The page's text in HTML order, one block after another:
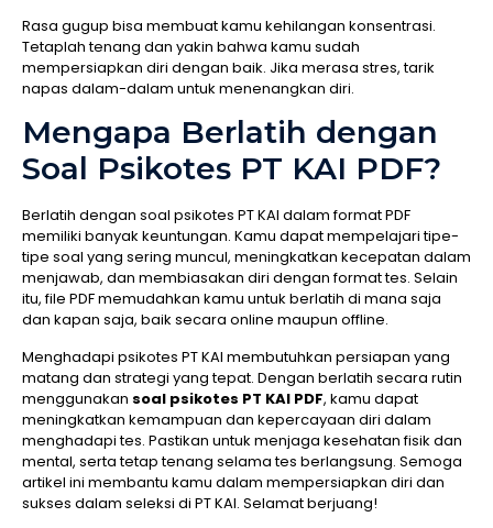
Rasa gugup bisa membuat kamu kehilangan konsentrasi.
Tetaplah tenang dan yakin bahwa kamu sudah
mempersiapkan diri dengan baik. Jika merasa stres, tarik
napas dalam-dalam untuk menenangkan diri.
Mengapa Berlatih dengan
Soal Psikotes PT KAI PDF?
Berlatih dengan soal psikotes PT KAI dalam format PDF
memiliki banyak keuntungan. Kamu dapat mempelajari tipe-
tipe soal yang sering muncul, meningkatkan kecepatan dalam
menjawab, dan membiasakan diri dengan format tes. Selain
itu, file PDF memudahkan kamu untuk berlatih di mana saja
dan kapan saja, baik secara online maupun offline.
Menghadapi psikotes PT KAI membutuhkan persiapan yang
matang dan strategi yang tepat. Dengan berlatih secara rutin
menggunakan soal psikotes PT KAI PDF, kamu dapat
meningkatkan kemampuan dan kepercayaan diri dalam
menghadapi tes. Pastikan untuk menjaga kesehatan fisik dan
mental, serta tetap tenang selama tes berlangsung. Semoga
artikel ini membantu kamu dalam mempersiapkan diri dan
sukses dalam seleksi di PT KAI. Selamat berjuang!